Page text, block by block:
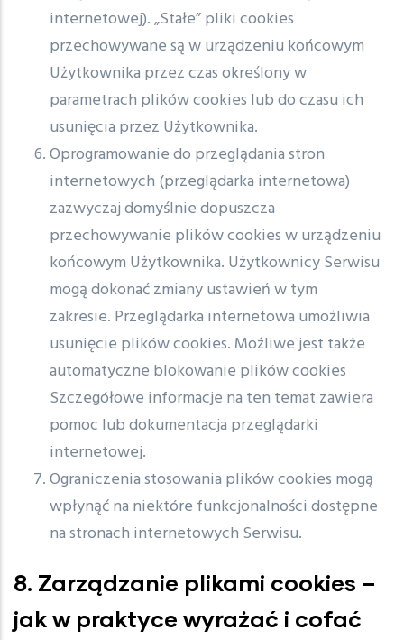
internetowej). „Stałe” pliki cookies
przechowywane są w urządzeniu końcowym
Użytkownika przez czas określony w
parametrach plików cookies lub do czasu ich
usunięcia przez Użytkownika.
Oprogramowanie do przeglądania stron
internetowych (przeglądarka internetowa)
zazwyczaj domyślnie dopuszcza
przechowywanie plików cookies w urządzeniu
końcowym Użytkownika. Użytkownicy Serwisu
mogą dokonać zmiany ustawień w tym
zakresie. Przeglądarka internetowa umożliwia
usunięcie plików cookies. Możliwe jest także
automatyczne blokowanie plików cookies
Szczegółowe informacje na ten temat zawiera
pomoc lub dokumentacja przeglądarki
internetowej.
Ograniczenia stosowania plików cookies mogą
wpłynąć na niektóre funkcjonalności dostępne
na stronach internetowych Serwisu.
8. Zarządzanie plikami cookies –
jak w praktyce wyrażać i cofać